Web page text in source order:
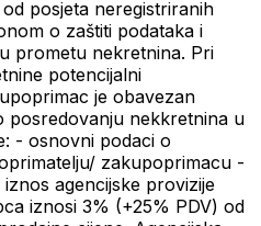
posjeta neregistriranih
o zaštiti podataka i
prometu nekretnina. Pri
potencijalni
je obavezan
posredovanju nekkretnina u
- osnovni podaci o
zakupoprimacu -
agencijske provizije
iznosi 3% (+25% PDV) od